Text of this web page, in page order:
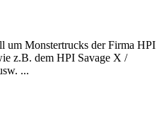
um Monstertrucks der Firma HPI
z.B. dem HPI Savage X /
...